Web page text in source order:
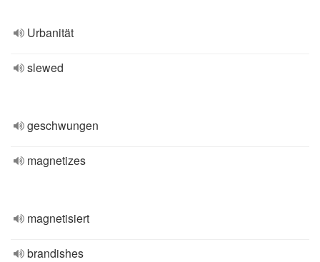
Urbanität
slewed
geschwungen
magnetizes
magnetisiert
brandishes